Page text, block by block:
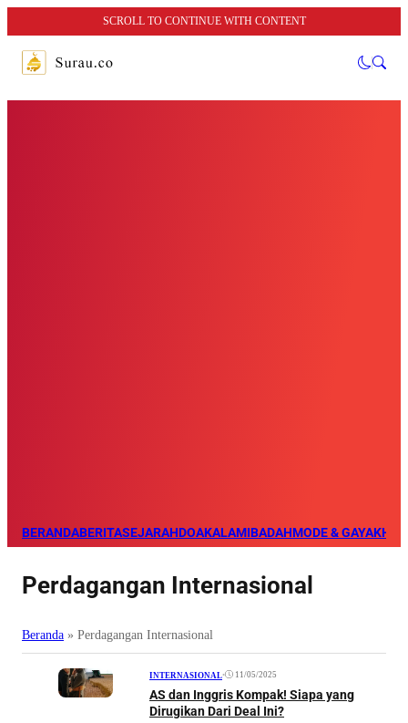
SCROLL TO CONTINUE WITH CONTENT
BERANDABERITASEJARAHDOAKALAMIBADAHMODE & GAYA
Perdagangan Internasional
Beranda » Perdagangan Internasional
INTERNASIONAL• 11/05/2025
AS dan Inggris Kompak! Siapa yang
Dirugikan Dari Deal Ini?